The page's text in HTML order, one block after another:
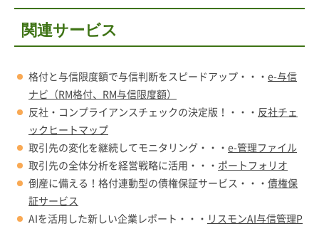
関連サービス
格付と与信限度額で与信判断をスピードアップ・・・ e-与信
ナビ（RM格付、RM与信限度額）
反社・コンプライアンスチェックの決定版！・・・ 反社チェ
ックヒートマップ
取引先の変化を継続してモニタリング・・・ e-管理ファイル
取引先の全体分析を経営戦略に活用・・・ ポートフォリオ
倒産に備える！格付連動型の債権保証サービス・・・ 債権保
証サービス
AIを活用した新しい企業レポート・・・ リスモンAI与信管理P